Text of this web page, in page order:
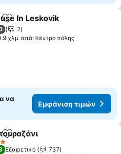
Προσθήκη στα αγαπημένα
In Leskovik
2
χλμ. από: Κέντρο πόλης
να
Εμφάνιση τιμών
Προσθήκη στα αγαπημένα
Εξαιρετικό
737